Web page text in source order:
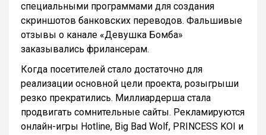
специальными программами для создания
скриншотов банковских переводов. Фальшивые
отзывы о канале «Девушка Бомба»
заказывались фрилансерам.
Когда посетителей стало достаточно для
реализации основной цели проекта, розыгрыши
резко прекратились. Миллиардерша стала
продвигать сомнительные сайты. Рекламируются
онлайн-игры Hotline, Big Bad Wolf, PRINCESS KOI и